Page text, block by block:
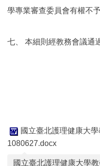
學專業審查委員會有權不予
七、 本細則經教務會議通
國立臺北護理健康大
1080627.docx
國立臺北護理健康大學